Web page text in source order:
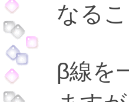
なる
β線を